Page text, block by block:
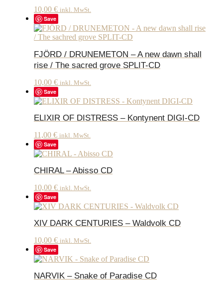
10,00 € inkl. MwSt.
Save
FJÖRD / DRUNEMETON – A new dawn shall
rise / The sacred grove SPLIT-CD
10,00 € inkl. MwSt.
Save
ELIXIR OF DISTRESS – Kontynent DIGI-CD
11,00 € inkl. MwSt.
Save
CHIRAL – Abisso CD
10,00 € inkl. MwSt.
Save
XIV DARK CENTURIES – Waldvolk CD
10,00 € inkl. MwSt.
Save
NARVIK – Snake of Paradise CD